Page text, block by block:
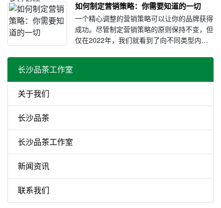
看网站以了解更多信息。但网站本身是不够的；为你
的网站布局···
如何制定营销策略：你需要知道的一切
一个精心调整的营销策略可以让你的品牌获得
成功。尽管制定营销策略的原则保持不变，但
仅在2022年，我们就看到了向不同类型内容
你脱···
长沙品茶工作室
关于我们
长沙品茶
长沙品茶工作室
新闻资讯
联系我们